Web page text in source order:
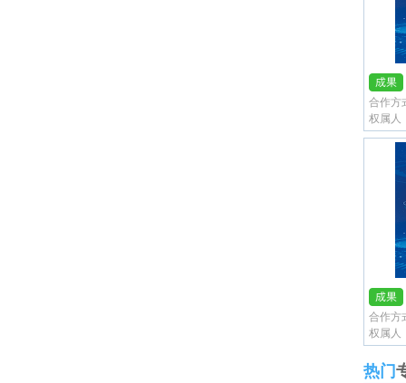
合作方
合作方
权属人
热门